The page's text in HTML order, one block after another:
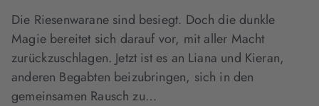
Die Riesenwarane sind besiegt. Doch die dunkle
Magie bereitet sich darauf vor, mit aller Macht
zurückzuschlagen. Jetzt ist es an Liana und Kieran,
anderen Begabten beizubringen, sich in den
gemeinsamen Rausch zu…